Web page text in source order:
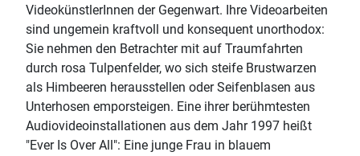
VideokünstlerInnen der Gegenwart. Ihre Videoarbeiten
sind ungemein kraftvoll und konsequent unorthodox:
Sie nehmen den Betrachter mit auf Traumfahrten
durch rosa Tulpenfelder, wo sich steife Brustwarzen
als Himbeeren herausstellen oder Seifenblasen aus
Unterhosen emporsteigen. Eine ihrer berühmtesten
Audiovideoinstallationen aus dem Jahr 1997 heißt
"Ever Is Over All": Eine junge Frau in blauem